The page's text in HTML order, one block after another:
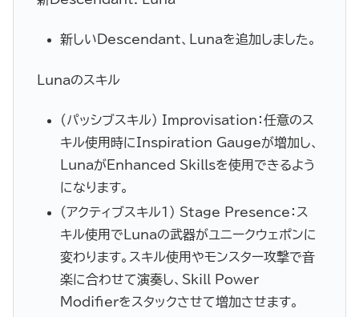
新しいDescendant、Lunaを追加しました。
Lunaのスキル
(パッシブスキル) Improvisation：任意のス
キル使用時にInspiration Gaugeが増加し、
LunaがEnhanced Skillsを使用できるよう
になります。
(アクティブスキル1) Stage Presence：ス
キル使用でLunaの武器がユニークウェポンに
変わります。スキル使用やモンスター攻撃で音
楽に合わせて演奏し、Skill Power
Modifierをスタックさせて増加させます。